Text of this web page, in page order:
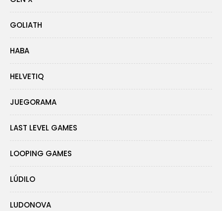
GOLIATH
HABA
HELVETIQ
JUEGORAMA
LAST LEVEL GAMES
LOOPING GAMES
LÚDILO
LUDONOVA